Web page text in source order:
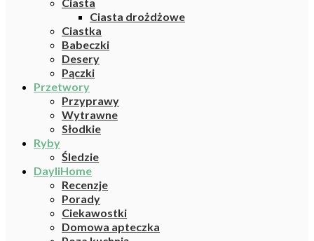
Ciasta drożdżowe
Ciastka
Babeczki
Desery
Pączki
Przetwory
Przyprawy
Wytrawne
Słodkie
Ryby
Śledzie
DayliHome
Recenzje
Porady
Ciekawostki
Domowa apteczka